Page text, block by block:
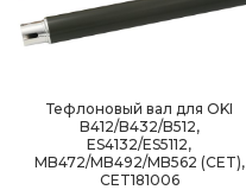
Тефлоновый вал для OKI
B412/B432/B512,
ES4132/ES5112,
MB472/MB492/MB562 (CET),
CET181006